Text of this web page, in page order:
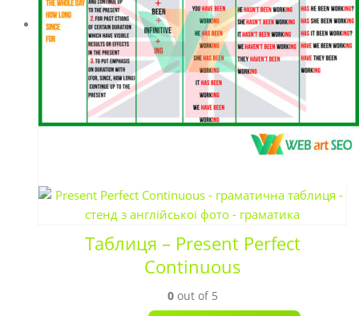
Таблиця – Present Perfect
Continuous
0out of 5